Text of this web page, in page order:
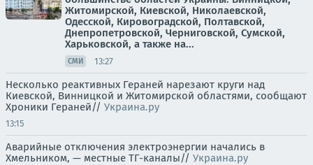
Житомирской, Киевской, Николаевской,
Одесской, Кировоградской, Полтавской,
Днепропетровской, Черниговской, Сумской,
Харьковской, а также на...
СМИ 13:27
Несколько реактивных Гераней нарезают круги над
Киевской, Винницкой и Житомирской областями, сообщают
Хроники Гераней// Украина.ру
13:15
Аварийные отключения электроэнергии начались в
Хмельником, — местные ТГ-каналы// Украина.ру